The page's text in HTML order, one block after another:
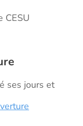
CESU
ses jours et